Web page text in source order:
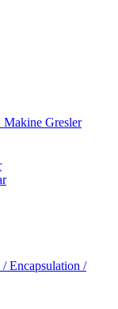
Gresler
Encapsulation /